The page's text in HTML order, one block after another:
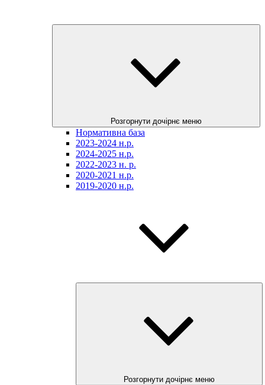
Розгорнути дочірнє меню
Нормативна база
2023-2024 н.р.
2024-2025 н.р.
2022-2023 н. р.
2020-2021 н.р.
2019-2020 н.р.
Розгорнути дочірнє меню